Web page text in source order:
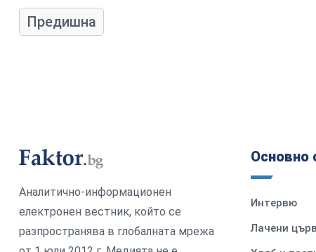
Предишна
Аналитично-информационен
електронен вестник, който се
разпространява в глобалната мрежа
Основно
Интервю
Лачени